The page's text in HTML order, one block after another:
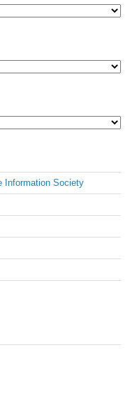
Information Society